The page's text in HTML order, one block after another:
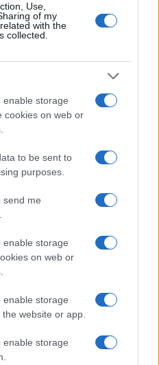
Use,
of my
with the
collected.
enable storage
cookies on web or
to be sent to
purposes.
send me
enable storage
on web or
enable storage
website or app.
enable storage
saluto a Milano tra